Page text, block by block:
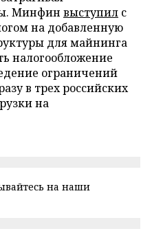
Минфин выступил с
на добавленную
для майнинга
налогообложение
ограничений
в трех российских
на
на наши